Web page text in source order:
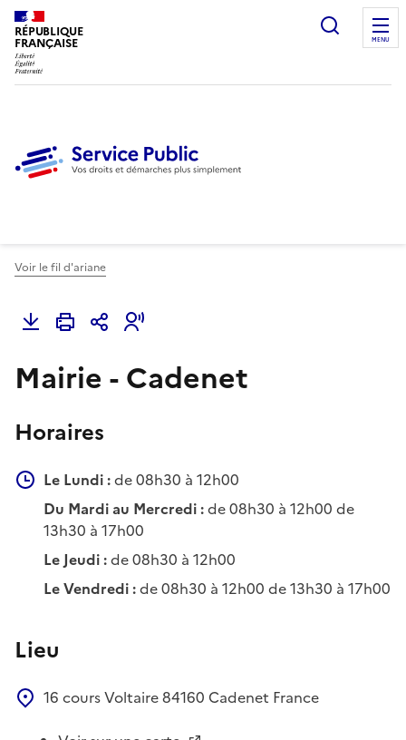
RÉPUBLIQUE
FRANÇAISE
Ouvrir
MENU
Voir le fil d'ariane
Mairie - Cadenet
Horaires
Le Lundi :de 08h30 à 12h00
Du Mardi au Mercredi :de 08h30 à 12h00 de
13h30 à 17h00
Le Jeudi :de 08h30 à 12h00
Le Vendredi :de 08h30 à 12h00 de 13h30 à 17h00
Lieu
16 cours Voltaire84160 Cadenet France